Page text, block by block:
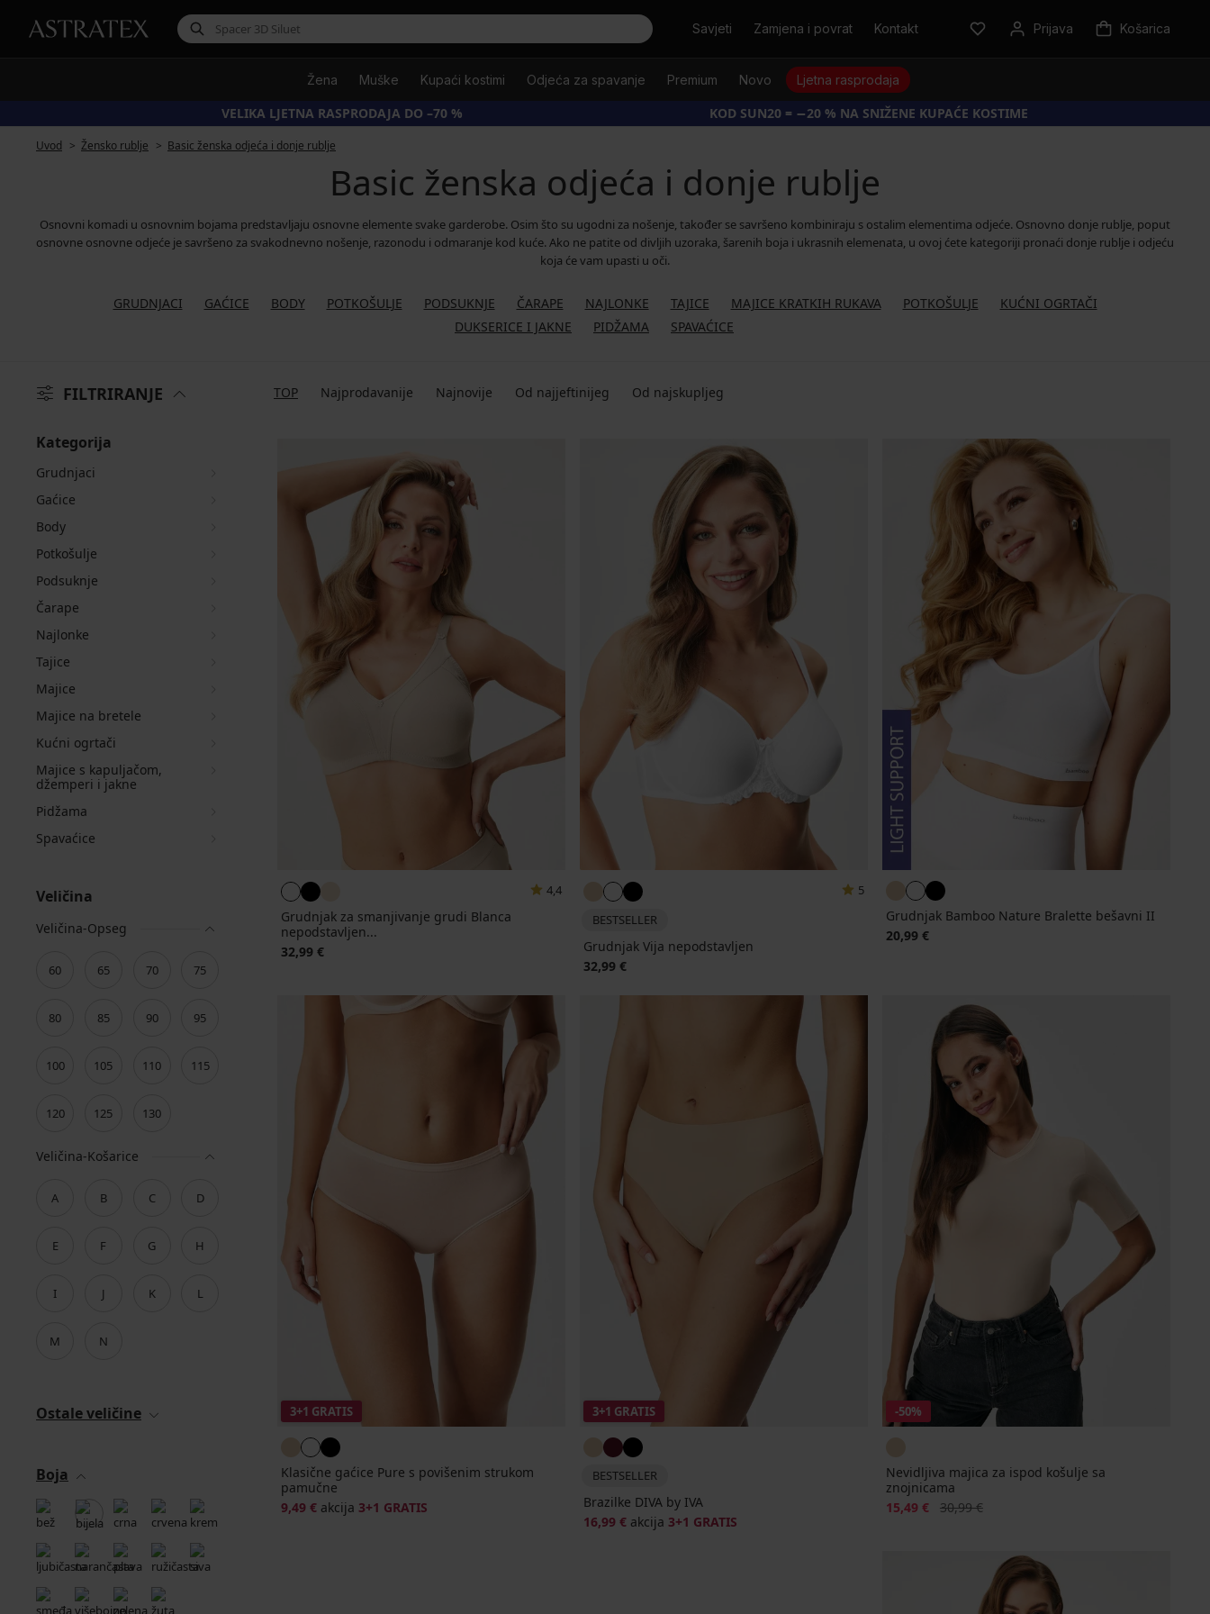
TražitiSavjeti Zamjena i povrat Kontakt Prijava Košarica
Žena Muške Kupaći kostimi Odjeća za spavanje Premium Novo Ljetna rasprodaja
VELIKA LJETNA RASPRODAJA DO –70 % KOD SUN20 = −20 % NA SNIŽENE KUPAĆE KOSTIME
Uvod Žensko rublje Basic ženska odjeća i donje rublje
Basic ženska odjeća i donje rublje
Osnovni komadi u osnovnim bojama predstavljaju osnovne elemente svake garderobe. Osim što su ugodni za nošenje, također se savršeno kombiniraju s ostalim elementima odjeće. Osnovno donje rublje, poput
osnovne osnovne odjeće je savršeno za svakodnevno nošenje, razonodu i odmaranje kod kuće. Ako ne patite od divljih uzoraka, šarenih boja i ukrasnih elemenata, u ovoj ćete kategoriji pronaći donje rublje i odjeću
koja će vam upasti u oči.
GRUDNJACI GAĆICE BODY POTKOŠULJE PODSUKNJE ČARAPE NAJLONKE TAJICE MAJICE KRATKIH RUKAVA POTKOŠULJE
KUĆNI OGRTAČI
DUKSERICE I JAKNE
PIDŽAMA SPAVAĆICE
FILTRIRANJE TOP Najprodavanije Najnovije Od najjeftinijeg Od najskupljeg
Kategorija
Grudnjaci
Gaćice
Body
Potkošulje
Podsuknje
Čarape
Najlonke
Tajice
Majice
Majice na bretele
Kućni ogrtači
Majice s kapuljačom,
džemperi i jakne
Pidžama
Spavaćice
Veličina
Veličina-Opseg
60 65 70 75
80 85 90 95
100 105 110 115
120 125 130
Veličina-Košarice
A B C D
E F G H
I J K L
M N
Ostale veličine
Boja
4,4
Grudnjak za smanjivanje grudi Blanca
nepodstavljen...
32,99 €
5
BESTSELLER
Grudnjak Vija nepodstavljen
32,99 €
Grudnjak Bamboo Nature Bralette bešavni II
20,99 €
3+1 GRATIS
Klasične gaćice Pure s povišenim strukom
pamučne
9,49 € akcija 3+1 GRATIS
3+1 GRATIS
BESTSELLER
Brazilke DIVA by IVA
16,99 € akcija 3+1 GRATIS
-50%
Nevidljiva majica za ispod košulje sa
znojnicama
Popust
15,49 € Prvobitna cijena
30,99 €